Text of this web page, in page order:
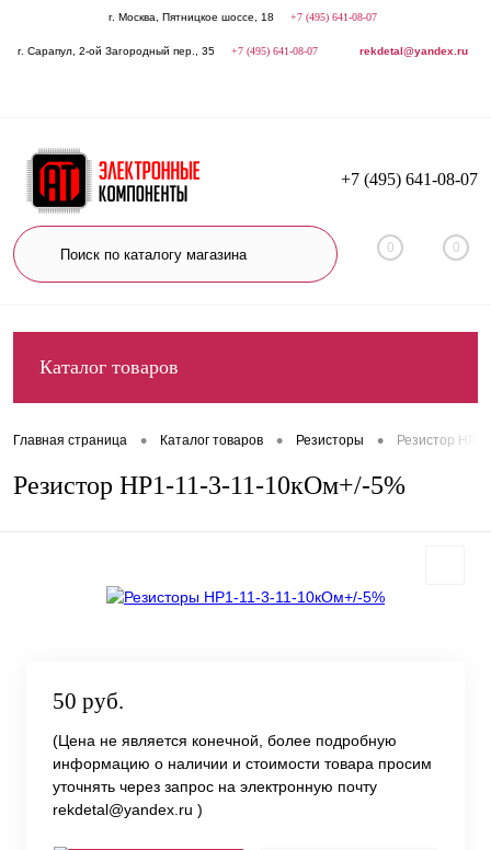
г. Москва, Пятницкое шоссе, 18 +7 (495) 641-08-07
г. Сарапул, 2-ой Загородный пер., 35 +7 (495) 641-08-07 rekdetal@yandex.ru
+7 (495) 641-08-07
0 0
Каталог товаров
Главная страница • Каталог товаров • Резисторы • Резистор
Резистор НР1-11-3-11-10кОм+/-5%
50 руб.
(Цена не является конечной, более подробную
информацию о наличии и стоимости товара просим
уточнять через запрос на электронную почту
rekdetal@yandex.ru )